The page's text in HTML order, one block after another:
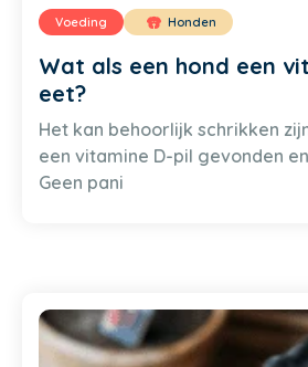
Voeding Honden
Wat als een hond een
eet?
Het kan behoorlijk schrikken
een vitamine D-pil gevonden
Geen pani